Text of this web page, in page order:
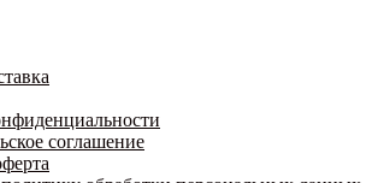
соглашение